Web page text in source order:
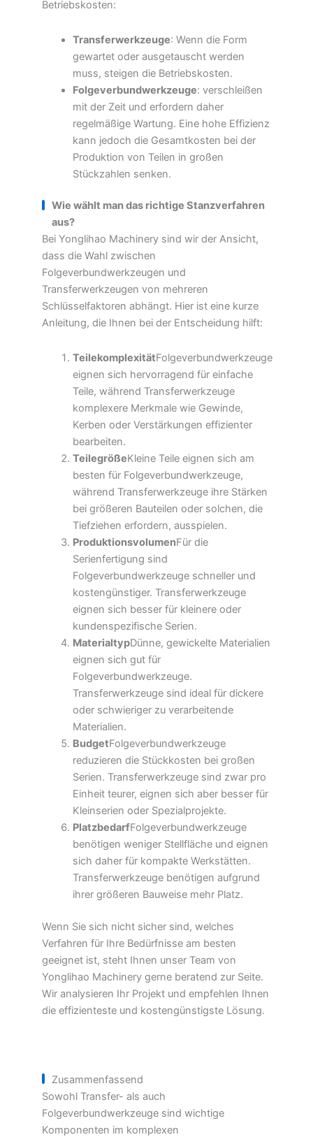
Betriebskosten:
Transferwerkzeuge: Wenn die Form
gewartet oder ausgetauscht werden
muss, steigen die Betriebskosten.
Folgeverbundwerkzeuge: verschleißen
mit der Zeit und erfordern daher
regelmäßige Wartung. Eine hohe Effizienz
kann jedoch die Gesamtkosten bei der
Produktion von Teilen in großen
Stückzahlen senken.
Wie wählt man das richtige Stanzverfahren
aus?
Bei Yonglihao Machinery sind wir der Ansicht,
dass die Wahl zwischen
Folgeverbundwerkzeugen und
Transferwerkzeugen von mehreren
Schlüsselfaktoren abhängt. Hier ist eine kurze
Anleitung, die Ihnen bei der Entscheidung hilft:
TeilekomplexitätFolgeverbundwerkzeuge
eignen sich hervorragend für einfache
Teile, während Transferwerkzeuge
komplexere Merkmale wie Gewinde,
Kerben oder Verstärkungen effizienter
bearbeiten.
TeilegrößeKleine Teile eignen sich am
besten für Folgeverbundwerkzeuge,
während Transferwerkzeuge ihre Stärken
bei größeren Bauteilen oder solchen, die
Tiefziehen erfordern, ausspielen.
ProduktionsvolumenFür die
Serienfertigung sind
Folgeverbundwerkzeuge schneller und
kostengünstiger. Transferwerkzeuge
eignen sich besser für kleinere oder
kundenspezifische Serien.
MaterialtypDünne, gewickelte Materialien
eignen sich gut für
Folgeverbundwerkzeuge.
Transferwerkzeuge sind ideal für dickere
oder schwieriger zu verarbeitende
Materialien.
BudgetFolgeverbundwerkzeuge
reduzieren die Stückkosten bei großen
Serien. Transferwerkzeuge sind zwar pro
Einheit teurer, eignen sich aber besser für
Kleinserien oder Spezialprojekte.
PlatzbedarfFolgeverbundwerkzeuge
benötigen weniger Stellfläche und eignen
sich daher für kompakte Werkstätten.
Transferwerkzeuge benötigen aufgrund
ihrer größeren Bauweise mehr Platz.
Wenn Sie sich nicht sicher sind, welches
Verfahren für Ihre Bedürfnisse am besten
geeignet ist, steht Ihnen unser Team von
Yonglihao Machinery gerne beratend zur Seite.
Wir analysieren Ihr Projekt und empfehlen Ihnen
die effizienteste und kostengünstigste Lösung.
Zusammenfassend
Sowohl Transfer- als auch
Folgeverbundwerkzeuge sind wichtige
Komponenten im komplexen